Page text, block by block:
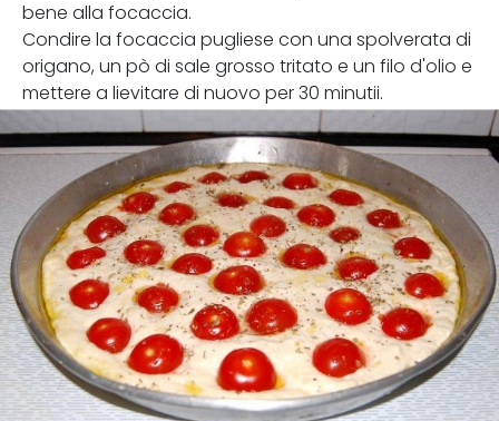
bene alla focaccia.
Condire la focaccia pugliese con una spolverata di
origano, un pò di sale grosso tritato e un filo d'olio e
mettere a lievitare di nuovo per 30 minutii.